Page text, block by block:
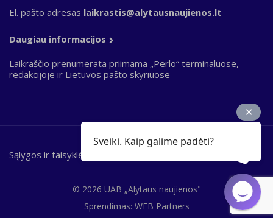
El. pašto adresas laikrastis@alytausnaujienos.lt
Daugiau informacijos
Laikraščio prenumerata priimama „Perlo“ terminaluose,
redakcijoje ir Lietuvos pašto skyriuose
© 2026 UAB „Alytaus naujienos"
Bottom
Sąlygos ir taisyklės
Sprendimas: WEB Partners
Sveiki. Kaip galime padėti?